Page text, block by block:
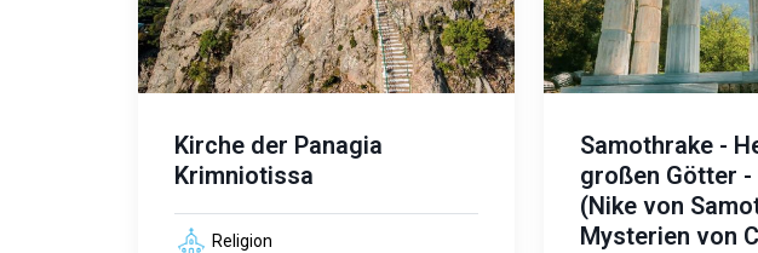
Kirche der Panagia
Krimniotissa
Religion
Samothrake -
großen Götter -
(Nike von
Mysterien von